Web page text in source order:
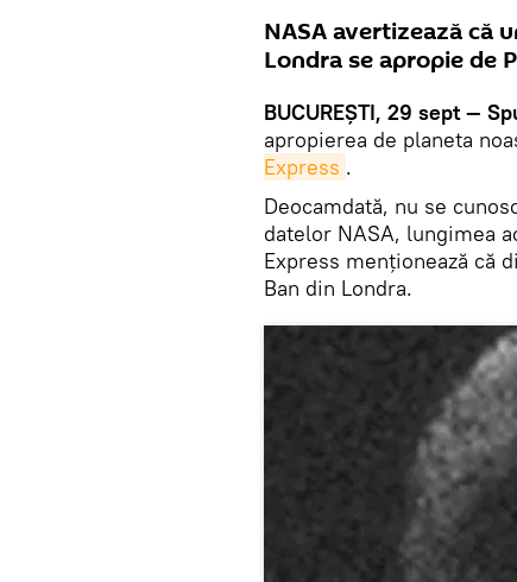
NASA avertizează că
Londra se apropie de
BUCUREȘTI, 29 sept —
apropierea de planeta
Express .
Deocamdată, nu se
datelor NASA, lungimea
Express menționează că
Ban din Londra.